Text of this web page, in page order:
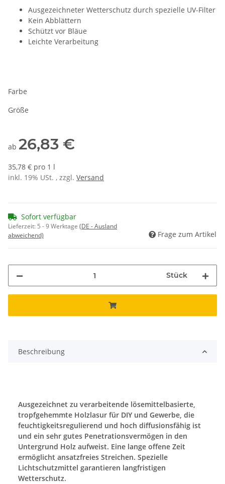
Ausgezeichneter Wetterschutz durch spezielle UV-Filter
Kein Abblättern
Schützt vor Bläue
Leichte Verarbeitung
Farbe
Größe
ab 26,83 €
35,78 € pro 1 l
inkl. 19% USt. , zzgl. Versand
Sofort verfügbar
Lieferzeit: 5 - 9 Werktage (DE - Ausland
abweichend)
Frage zum Artikel
Stück
Beschreibung
Ausgezeichnet zu verarbeitende lösemittelbasierte,
tropfgehemmte Holzlasur für DIY und Gewerbe, die
feuchtigkeitsregulierend und hoch diffusionsfähig ist
und ein sehr gutes Penetrationsvermögen in den
Untergrund Holz aufweist. Eine lange offene Zeit
ermöglicht ansatzfreies Streichen. Spezielle
Lichtschutzmittel garantieren langfristigen
Wetterschutz.